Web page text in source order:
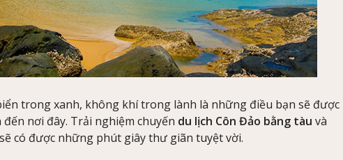
trong xanh, không khí trong lành là những điều bạn sẽ được
nơi đây. Trải nghiệm chuyến du lịch Côn Đảo bằng tàu và
có được những phút giây thư giãn tuyệt vời.